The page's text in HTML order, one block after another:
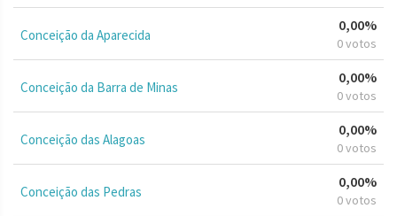
Conceição da Aparecida
0,00%
0 votos
Conceição da Barra de Minas
0,00%
0 votos
Conceição das Alagoas
0,00%
0 votos
Conceição das Pedras
0,00%
0 votos